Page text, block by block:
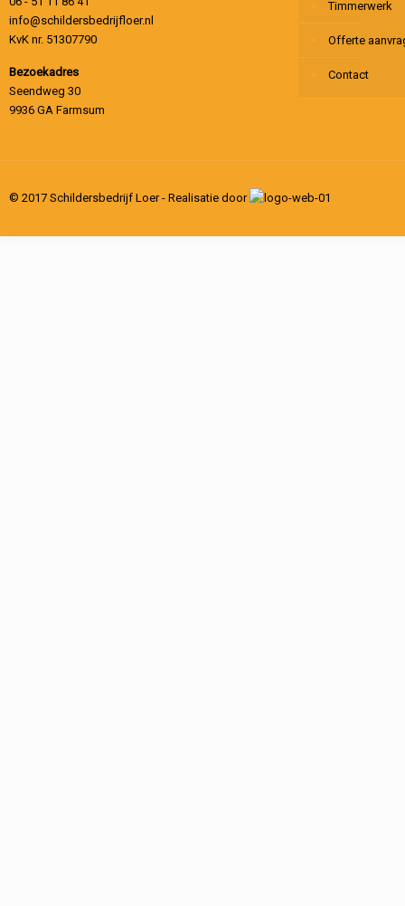
info@schildersbedrijfloer.nl
KvK nr. 51307790
Bezoekadres
Seendweg 30
9936 GA Farmsum
Timmerwerk
Offerte
Contact
© 2017 Schildersbedrijf Loer - Realisatie door